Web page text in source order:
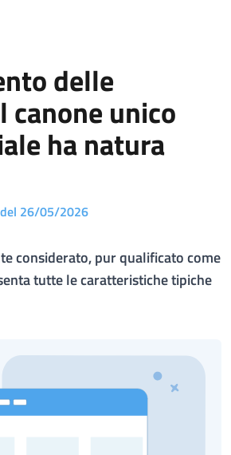
delle
canone unico
ha natura
26/05/2026
considerato, pur qualificato come
tutte le caratteristiche tipiche